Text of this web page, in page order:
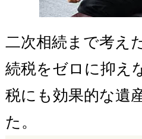
二次相続まで考え
続税をゼロに抑え
税にも効果的な遺
た。